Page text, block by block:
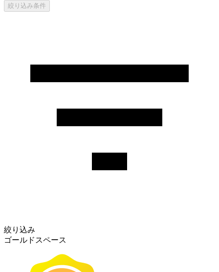
絞り込み条件
絞り込み
ゴールドスペース